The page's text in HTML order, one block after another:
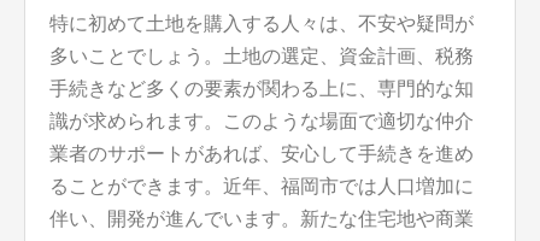
特に初めて土地を購入する人々は、不安や疑問が
多いことでしょう。土地の選定、資金計画、税務
手続きなど多くの要素が関わる上に、専門的な知
識が求められます。このような場面で適切な仲介
業者のサポートがあれば、安心して手続きを進め
ることができます。近年、福岡市では人口増加に
伴い、開発が進んでいます。新たな住宅地や商業